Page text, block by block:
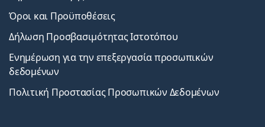
Όροι και Προϋποθέσεις
Δήλωση Προσβασιμότητας Ιστοτόπου
Ενημέρωση για την επεξεργασία προσωπικών
δεδομένων
Πολιτική Προστασίας Προσωπικών Δεδομένων